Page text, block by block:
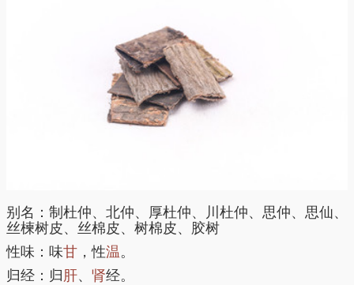
别名：制杜仲、北仲、厚杜仲、川杜仲、思仲、思仙、
丝楝树皮、丝棉皮、树棉皮、胶树
性味：味甘 ，性温。
归经：归 肝、 肾经。